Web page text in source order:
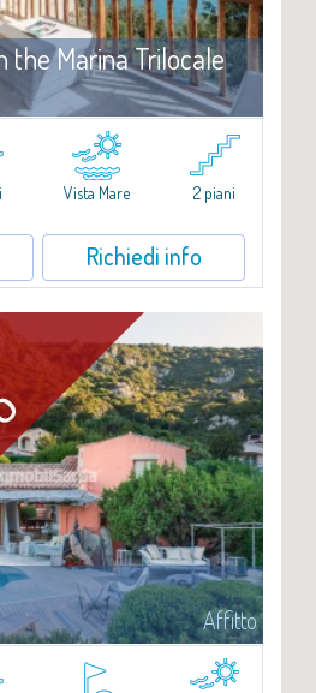
Marina Trilocale
Affitto
mare su due livelli, nel cuore della
de Il Sestante, prestigioso
in un curato parco condominiale,
Vista Mare 2 piani
Richiedi info
Affitto
Architetto Jean Claude Lesuisse,
sulla baia del Pevero, con una